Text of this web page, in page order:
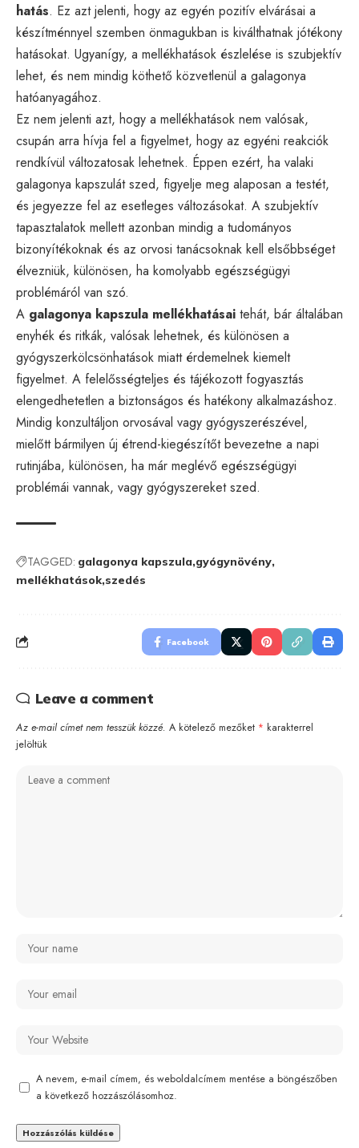
hatás. Ez azt jelenti, hogy az egyén pozitív elvárásai a
készítménnyel szemben önmagukban is kiválthatnak jótékony
hatásokat. Ugyanígy, a mellékhatások észlelése is szubjektív
lehet, és nem mindig köthető közvetlenül a galagonya
hatóanyagához.
Ez nem jelenti azt, hogy a mellékhatások nem valósak,
csupán arra hívja fel a figyelmet, hogy az egyéni reakciók
rendkívül változatosak lehetnek. Éppen ezért, ha valaki
galagonya kapszulát szed, figyelje meg alaposan a testét,
és jegyezze fel az esetleges változásokat. A szubjektív
tapasztalatok mellett azonban mindig a tudományos
bizonyítékoknak és az orvosi tanácsoknak kell elsőbbséget
élvezniük, különösen, ha komolyabb egészségügyi
problémáról van szó.
A galagonya kapszula mellékhatásai tehát, bár általában
enyhék és ritkák, valósak lehetnek, és különösen a
gyógyszerkölcsönhatások miatt érdemelnek kiemelt
figyelmet. A felelősségteljes és tájékozott fogyasztás
elengedhetetlen a biztonságos és hatékony alkalmazáshoz.
Mindig konzultáljon orvosával vagy gyógyszerészével,
mielőtt bármilyen új étrend-kiegészítőt bevezetne a napi
rutinjába, különösen, ha már meglévő egészségügyi
problémái vannak, vagy gyógyszereket szed.
TAGGED: galagonya kapszula gyógynövény
mellékhatások szedés
Facebook
Leave a comment
Az e-mail címet nem tesszük közzé. A kötelező mezőket * karakterrel
jelöltük
A nevem, e-mail címem, és weboldalcímem mentése a böngészőben
a következő hozzászólásomhoz.